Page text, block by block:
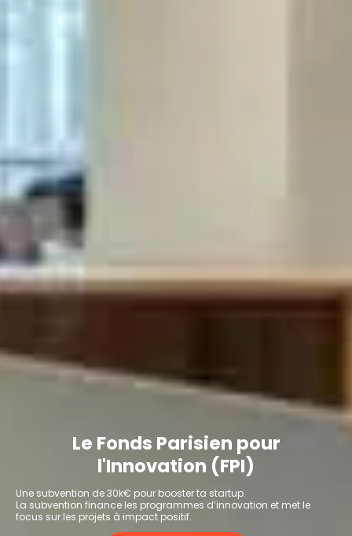
Le Fonds Parisien pour
l'Innovation (FPI)
Une subvention de 30k€ pour booster ta startup.
La subvention finance les programmes d’innovation et met le
focus sur les projets à impact positif.